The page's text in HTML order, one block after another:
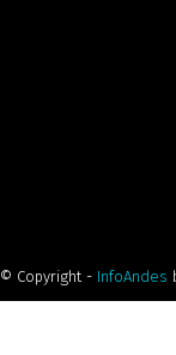
© Copyright - InfoAndes